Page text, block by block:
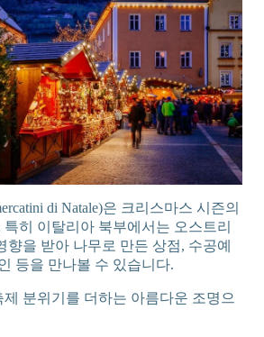
di Natale)은 크리스마스 시즌의
히 이탈리아 북부에서는 오스트리
향을 받아 나무로 만든 상점, 수공예
등을 만나볼 수 있습니다.
분위기를 더하는 아름다운 조명으